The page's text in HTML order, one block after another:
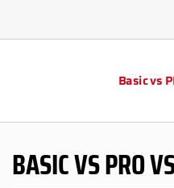
Basic vs
BASIC VS PRO